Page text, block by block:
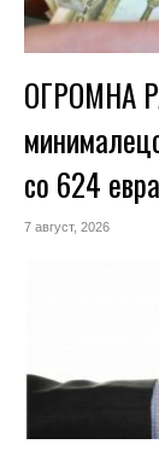
ОГРОМНА
со 624
7 август, 2026